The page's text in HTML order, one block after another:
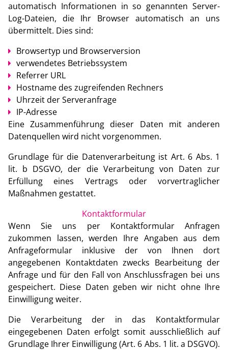
automatisch Informationen in so genannten Server-
Log-Dateien, die Ihr Browser automatisch an uns
übermittelt. Dies sind:
Browsertyp und Browserversion
verwendetes Betriebssystem
Referrer URL
Hostname des zugreifenden Rechners
Uhrzeit der Serveranfrage
IP-Adresse
Eine Zusammenführung dieser Daten mit anderen
Datenquellen wird nicht vorgenommen.
Grundlage für die Datenverarbeitung ist Art. 6 Abs. 1
lit. b DSGVO, der die Verarbeitung von Daten zur
Erfüllung eines Vertrags oder vorvertraglicher
Maßnahmen gestattet.
Kontaktformular
Wenn Sie uns per Kontaktformular Anfragen
zukommen lassen, werden Ihre Angaben aus dem
Anfrageformular inklusive der von Ihnen dort
angegebenen Kontaktdaten zwecks Bearbeitung der
Anfrage und für den Fall von Anschlussfragen bei uns
gespeichert. Diese Daten geben wir nicht ohne Ihre
Einwilligung weiter.
Die Verarbeitung der in das Kontaktformular
eingegebenen Daten erfolgt somit ausschließlich auf
Grundlage Ihrer Einwilligung (Art. 6 Abs. 1 lit. a DSGVO).